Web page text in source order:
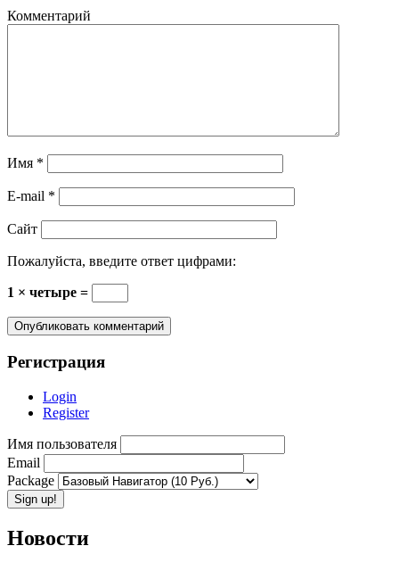
Комментарий
Имя *
E-mail *
Сайт
Пожалуйста, введите ответ цифрами:
1 × четыре =
Регистрация
Login
Register
Имя пользователя
Email
Package
Новости